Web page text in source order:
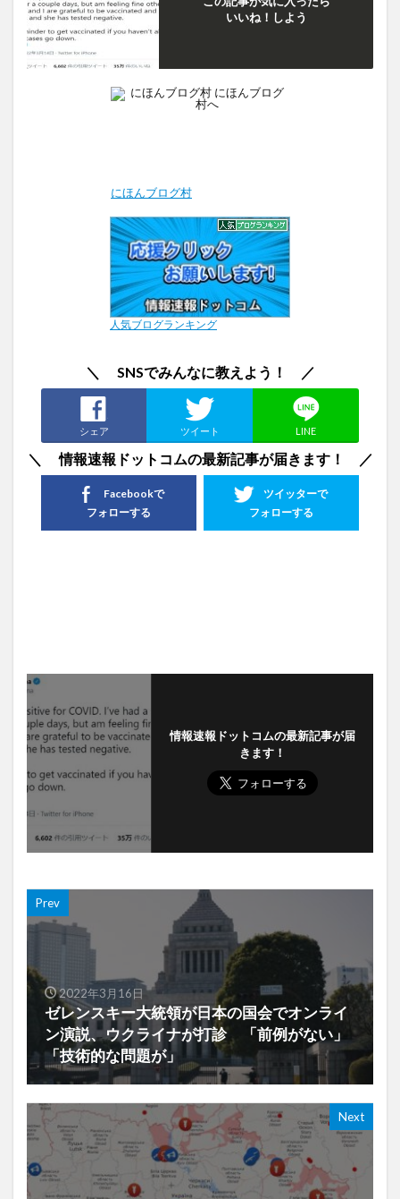
いいね！しよう
にほんブログ村
人気ブログランキング
＼ SNSでみんなに教えよう！ ／
シェア ツイート LINE
＼ 情報速報ドットコムの最新記事が届きます！ ／
ツイッターで
フォローする
Facebookで
フォローする
情報速報ドットコムの最新記事が届
きます！
Prev
2022年3月16日
ゼレンスキー大統領が日本の国会でオンライ
ン演説、ウクライナが打診 「前例がない」
「技術的な問題が」
Next